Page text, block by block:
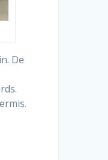
De